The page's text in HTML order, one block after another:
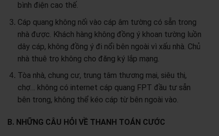
bình điện cao thế.
Cáp quang không nối vào cáp âm tường có sẵn trong
nhà được. Khách hàng không đồng ý khoan tường luồn
dây cáp, không đồng ý đi nổi bên ngoài vì xấu nhà. Chủ
nhà thuê trọ không cho đăng ký lắp mạng.
Tòa nhà, chung cư, trung tâm thương mại, siêu thị,
chợ… không có internet cáp quang FPT đầu tư sẫn
bên trong, không thể kéo cáp từ bên ngoài vào.
B. NHỮNG CÂU HỎI VỀ THANH TOÁN CƯỚC